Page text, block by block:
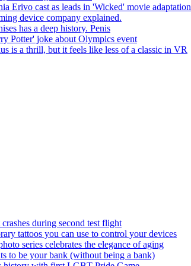
Erivo cast as leads in 'Wicked' movie adaptation
device company explained.
has a deep history. Penis
Potter' joke about Olympics event
is a thrill, but it feels like less of a classic in VR
during second test flight
tattoos you can use to control your devices
series celebrates the elegance of aging
to be your bank (without being a bank)